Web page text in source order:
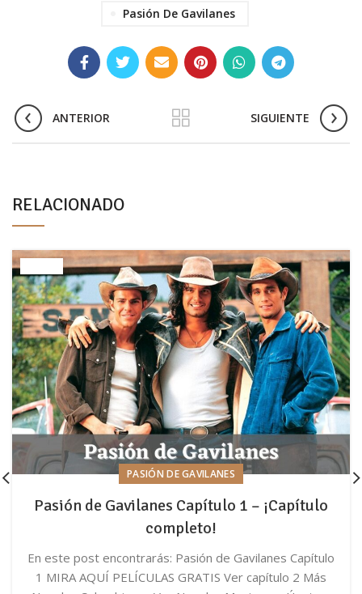
Pasión De Gavilanes
ANTERIOR SIGUIENTE
RELACIONADO
PASIÓN DE GAVILANES
Pasión de Gavilanes Capítulo 1 – ¡Capítulo
completo!
En este post encontrarás: Pasión de Gavilanes Capítulo
1 MIRA AQUÍ PELÍCULAS GRATIS Ver capítulo 2 Más